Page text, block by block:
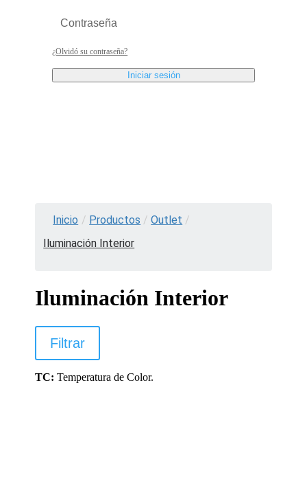
¿Olvidó su contraseña?
Iniciar sesión
Inicio / Productos / Outlet /
Iluminación Interior
Iluminación Interior
Filtrar
TC: Temperatura de Color.